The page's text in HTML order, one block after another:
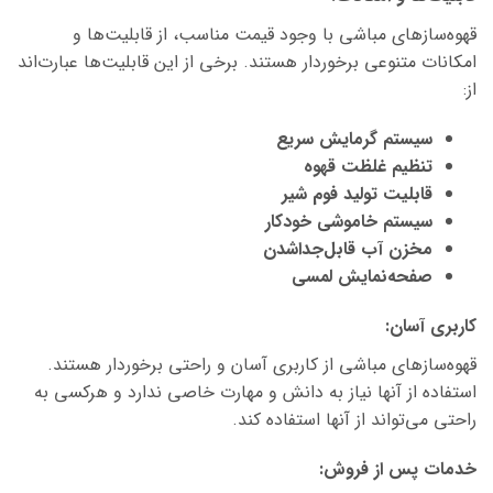
قهوه‌سازهای مباشی با وجود قیمت مناسب، از قابلیت‌ها و
امکانات متنوعی برخوردار هستند. برخی از این قابلیت‌ها عبارت‌اند
از:
سیستم گرمایش سریع
تنظیم غلظت قهوه
قابلیت تولید فوم شیر
سیستم خاموشی خودکار
مخزن آب قابل‌جداشدن
صفحه‌نمایش لمسی
کاربری آسان:
قهوه‌سازهای مباشی از کاربری آسان و راحتی برخوردار هستند.
استفاده از آنها نیاز به دانش و مهارت خاصی ندارد و هرکسی به
راحتی می‌تواند از آنها استفاده کند.
خدمات پس از فروش: